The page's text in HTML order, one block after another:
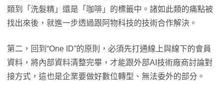
類到「洗髮精」還是「咖啡」的標籤中。諸如此類的痛點被
找出來後，就進一步透過跟阿物科技的技術合作解決。
第二，回到“One ID”的原則，必須先打通線上與線下的會員
資料，將內部資料清整完畢，才能跟外部AI技術廠商討論對
接方式，這也是企業要做好數位轉型、無法委外的部分。